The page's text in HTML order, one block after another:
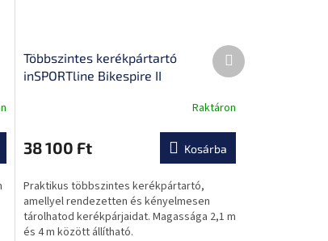
Többszintes kerékpártartó
inSPORTline Bikespire II
átlagos
értékelése
ből
0,0
csillag.
Raktáron
38 100 Ft Kosárba
Praktikus többszintes kerékpártartó,
amellyel rendezetten és kényelmesen
tárolhatod kerékpárjaidat. Magassága 2,1 m
és 4 m között állítható.
Következő
termék